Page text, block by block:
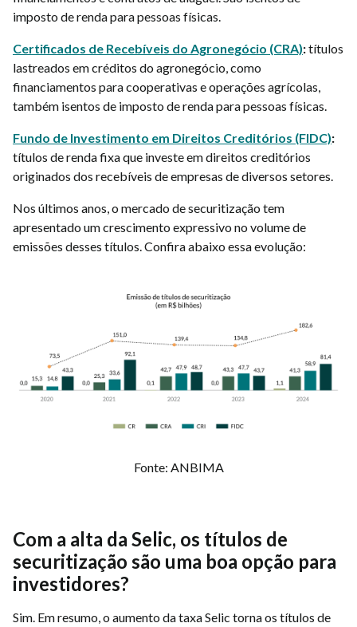
imposto de renda para pessoas físicas.
Certificados de Recebíveis do Agronegócio (CRA):títulos
lastreados em créditos do agronegócio, como
financiamentos para cooperativas e operações agrícolas,
também isentos de imposto de renda para pessoas físicas.
Fundo de Investimento em Direitos Creditórios (FIDC):
títulos de renda fixa que investe em direitos creditórios
originados dos recebíveis de empresas de diversos setores.
Nos últimos anos, o mercado de securitização tem
apresentado um crescimento expressivo no volume de
emissões desses títulos. Confira abaixo essa evolução:
Fonte: ANBIMA
Com a alta da Selic, os títulos de
securitização são uma boa opção para
investidores?
Sim. Em resumo, o aumento da taxa Selic torna os títulos de